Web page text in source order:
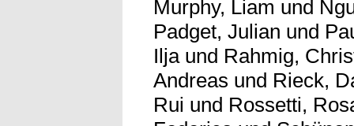
Murphy, Liam und
Padget, Julian und
Iljaund Rahmig,
Andreas und Rieck,
Rui und Rossetti,